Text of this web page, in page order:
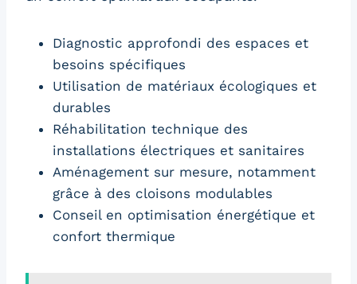
Diagnostic approfondi des espaces et
besoins spécifiques
Utilisation de matériaux écologiques et
durables
Réhabilitation technique des
installations électriques et sanitaires
Aménagement sur mesure, notamment
grâce à des cloisons modulables
Conseil en optimisation énergétique et
confort thermique